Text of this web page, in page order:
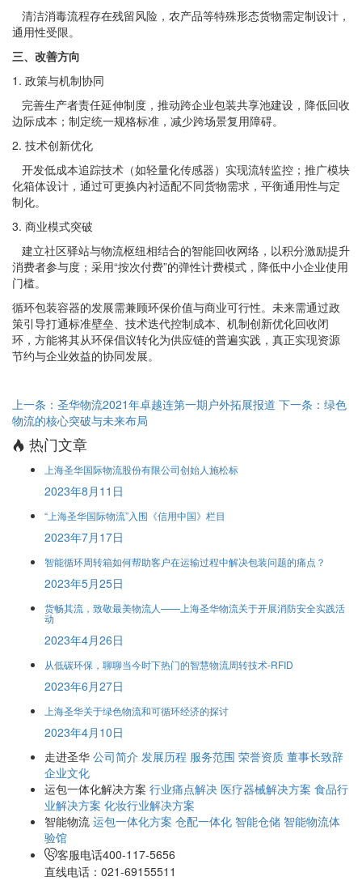
清洁消毒流程存在残留风险，农产品等特殊形态货物需定制设计，
通用性受限。
三、改善方向
1. 政策与机制协同
完善生产者责任延伸制度，推动跨企业包装共享池建设，降低回收
边际成本；制定统一规格标准，减少跨场景复用障碍。
2. 技术创新优化
开发低成本追踪技术（如轻量化传感器）实现流转监控；推广模块
化箱体设计，通过可更换内衬适配不同货物需求，平衡通用性与定
制化。
3. 商业模式突破
建立社区驿站与物流枢纽相结合的智能回收网络，以积分激励提升
消费者参与度；采用“按次付费”的弹性计费模式，降低中小企业使用
门槛。
循环包装容器的发展需兼顾环保价值与商业可行性。未来需通过政
策引导打通标准壁垒、技术迭代控制成本、机制创新优化回收闭
环，方能将其从环保倡议转化为供应链的普遍实践，真正实现资源
节约与企业效益的协同发展。
上一条：圣华物流2021年卓越连第一期户外拓展报道 下一条：绿色
物流的核心突破与未来布局
热门文章
上海圣华国际物流股份有限公司创始人施松标
2023年8月11日
“上海圣华国际物流”入围《信用中国》栏目
2023年7月17日
智能循环周转箱如何帮助客户在运输过程中解决包装问题的痛点？
2023年5月25日
货畅其流，致敬最美物流人——上海圣华物流关于开展消防安全实践活
动
2023年4月26日
从低碳环保，聊聊当今时下热门的智慧物流周转技术-RFID
2023年6月27日
上海圣华关于绿色物流和可循环经济的探讨
2023年4月10日
走进圣华 公司简介 发展历程 服务范围 荣誉资质 董事长致辞
企业文化
运包一体化解决方案 行业痛点解决 医疗器械解决方案 食品行
业解决方案 化妆行业解决方案
智能物流 运包一体化方案 仓配一体化 智能仓储 智能物流体
验馆
客服电话400-117-5656
直线电话：021-69155511